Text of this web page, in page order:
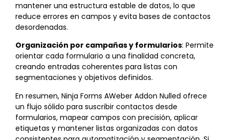
mantener una estructura estable de datos, lo que
reduce errores en campos y evita bases de contactos
desordenadas.
Organización por campañas y formularios: Permite
orientar cada formulario a una finalidad concreta,
creando entradas coherentes para listas con
segmentaciones y objetivos definidos.
En resumen, Ninja Forms AWeber Addon Nulled ofrece
un flujo sólido para suscribir contactos desde
formularios, mapear campos con precisión, aplicar
etiquetas y mantener listas organizadas con datos